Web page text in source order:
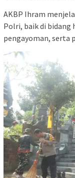
AKBP Ihram
Polri, baik di
pengayoman, serta